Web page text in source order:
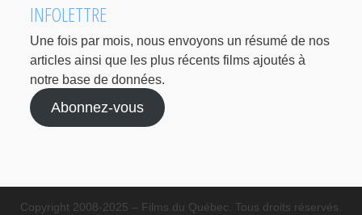
INFOLETTRE
Une fois par mois, nous envoyons un résumé de nos
articles ainsi que les plus récents films ajoutés à
notre base de données.
Abonnez-vous
Copyright 2008-2025 – Films du Québec. Tous droits réservés.